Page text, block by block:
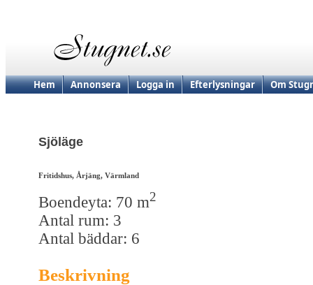
Hem Annonsera Logga in Efterlysningar Om
Sjöläge
Fritidshus, Årjäng, Värmland
Boendeyta: 70 m2
Antal rum: 3
Antal bäddar: 6
Beskrivning